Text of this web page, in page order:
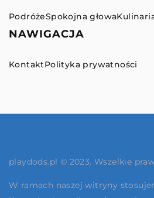
PodróżeSpokojna głowa
NAWIGACJA
KontaktPolityka prywatności
playdods.pl © 2023. Wszelkie
W ramach naszej witryny